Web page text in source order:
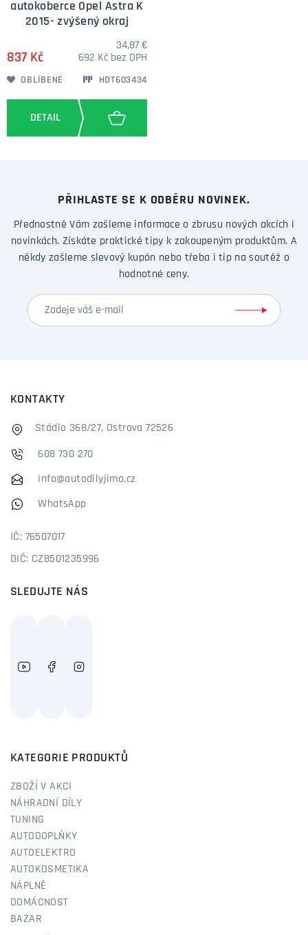
autokoberce Opel Astra K
2015- zvýšený okraj
837 Kč
34,87 €
692 Kč bez DPH
OBLÍBENÉ HDT603434
PŘIHLASTE SE K ODBĚRU NOVINEK.
Přednostně Vám zašleme informace o zbrusu nových akcích i
novinkách. Získáte praktické tipy k zakoupeným produktům. A
někdy zašleme slevový kupón nebo třeba i tip na soutěž o
hodnotné ceny.
KONTAKTY
Stádlo 368/27, Ostrava 72526
608 730 270
info@autodilyjimo.cz
WhatsApp
IČ: 76507017
DIČ: CZ8501235996
SLEDUJTE NÁS
KATEGORIE PRODUKTŮ
ZBOŽÍ V AKCI
NÁHRADNÍ DÍLY
TUNING
AUTODOPLŇKY
AUTOELEKTRO
AUTOKOSMETIKA
NÁPLNĚ
DOMÁCNOST
BAZAR